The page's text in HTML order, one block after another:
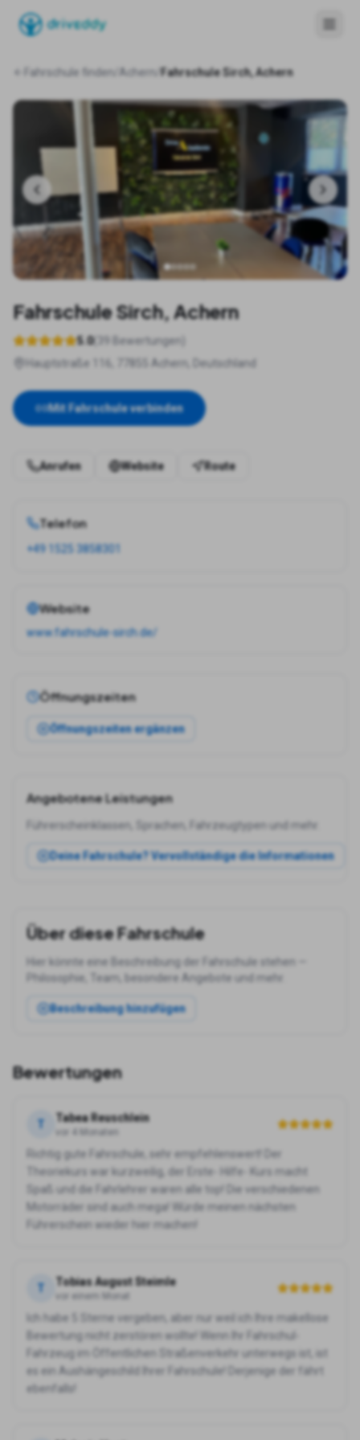
Fahrschule finden Achern Fahrschule Sirch, Achern
Fahrschule Sirch, Achern
5.0(
Bewertungen)
Hauptstraße 116, 77855 Achern, Deutschland
Mit Fahrschule verbinden
Anrufen Website Route
Telefon
+49 1525 3858301
Website
www.fahrschule-sirch.de/
Öffnungszeiten
Öffnungszeiten ergänzen
Angebotene Leistungen
Führerscheinklassen, Sprachen, Fahrzeugtypen und mehr.
Deine Fahrschule? Vervollständige die Informationen
Über diese Fahrschule
Hier könnte eine Beschreibung der Fahrschule stehen —
Philosophie, Team, besondere Angebote und mehr.
Beschreibung hinzufügen
Bewertungen
T Tabea Reuschlein
vor 4 Monaten
Richtig gute Fahrschule, sehr empfehlenswert! Der
Theoriekurs war kurzweilig, der Erste- Hilfe- Kurs macht
Spaß und die Fahrlehrer waren alle top! Die verschiedenen
Motorräder sind auch mega! Würde meinen nächsten
Führerschein wieder hier machen!
T Tobias August Steimle
vor einem Monat
Ich habe 5 Sterne vergeben, aber nur weil ich Ihre makellose
Bewertung nicht zerstören wollte! Wenn Ihr Fahrschul-
Fahrzeug im Öffentlichen Straßenverkehr unterwegs ist, ist
es ein Aushängeschild Ihrer Fahrschule! Derjenige der fährt
ebenfalls!